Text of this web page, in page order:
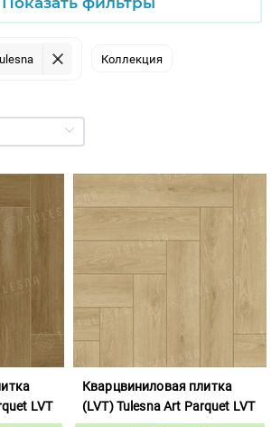
Коллекция
LVT
Кварцвиниловая плитка
(LVT) Tulesna Art Parquet LVT